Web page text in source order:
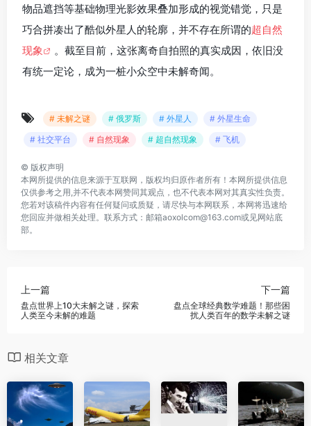
物品遮挡等基础物理光影效果叠加形成的视觉错觉，只是
巧合拼凑出了酷似外星人的轮廓，并不存在所谓的超自然
现象
。截至目前，这张离奇自拍照的真实成因，依旧没
有统一定论，成为一桩小众空中未解奇闻。
# 未解之谜 # 俄罗斯 # 外星人
# 外星生命
# 社交平台
# 自然现象 # 超自然现象 # 飞机
© 版权声明
本网所提供的信息来源于互联网，版权均归原作者所有！本网所提供信息
仅供参考之用,并不代表本网赞同其观点，也不代表本网对其真实性负责。
您若对该稿件内容有任何疑问或质疑，请尽快与本网联系，本网将迅速给
您回应并做相关处理。联系方式：邮箱aoxolcom@163.com或见网站底
部。
上一篇
盘点世界上10大未解之谜，探索
人类至今未解的难题
下一篇
盘点全球经典数学难题！那些困
扰人类百年的数学未解之谜
相关文章